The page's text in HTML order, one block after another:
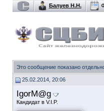
Балуев Н.Н.
Это сообщение показано
25.02.2014, 20:06
IgorM@g
Кандидат в V.I.P.